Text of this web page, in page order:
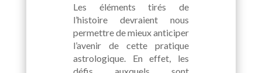
Les éléments tirés de
l’histoire devraient nous
permettre de mieux anticiper
l’avenir de cette pratique
astrologique. En effet, les